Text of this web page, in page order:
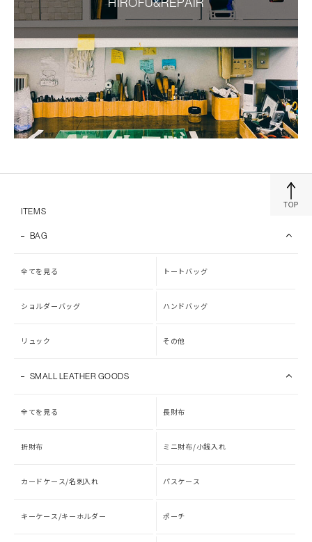
HIROFU&REPAIR
ITEMS
BAG
全てを見る トートバッグ
ショルダーバッグ ハンドバッグ
リュック その他
SMALL LEATHER GOODS
全てを見る 長財布
折財布 ミニ財布/小銭入れ
カードケース/名刺入れ パスケース
キーケース/キーホルダー ポーチ
TOP